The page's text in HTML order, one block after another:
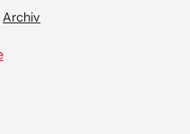
Archiv